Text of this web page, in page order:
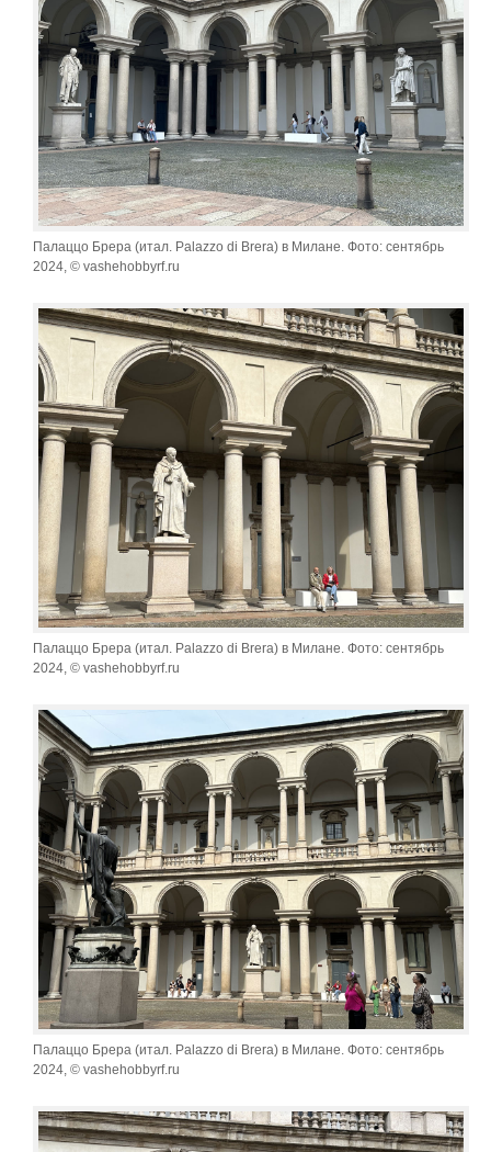
Палаццо Брера (итал. Palazzo di Brera) в Милане. Фото: сентябрь
2024, © vashehobbyrf.ru
Палаццо Брера (итал. Palazzo di Brera) в Милане. Фото: сентябрь
2024, © vashehobbyrf.ru
Палаццо Брера (итал. Palazzo di Brera) в Милане. Фото: сентябрь
2024, © vashehobbyrf.ru